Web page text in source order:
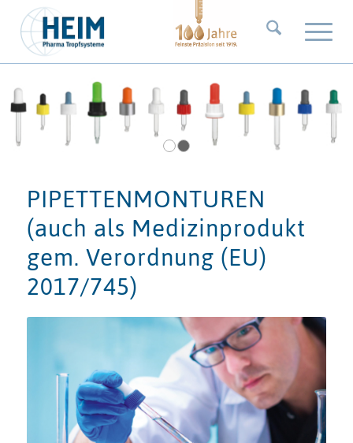
PIPETTENMONTUREN
(auch als Medizinprodukt
gem. Verordnung (EU)
2017/745)